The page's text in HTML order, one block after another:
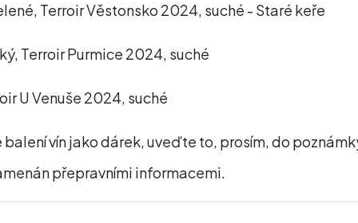
Terroir Věstonsko 2024, suché - Staré keře
Terroir Purmice 2024, suché
U Venuše 2024, suché
vín jako dárek, uveďte to, prosím, do
přepravními informacemi.